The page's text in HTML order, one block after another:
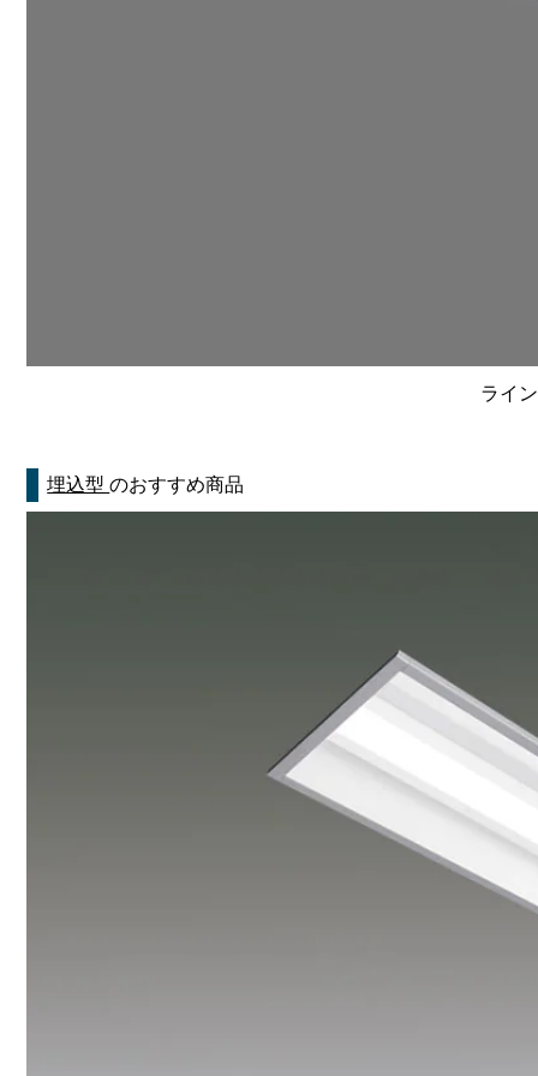
ライ
埋込型のおすすめ商品